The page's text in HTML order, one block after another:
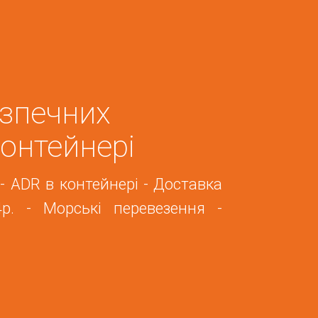
в контейнері - Доставка
- Морські перевезення -